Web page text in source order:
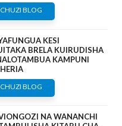
BLOG
KESI
BRELA KUIRUDISHA
KAMPUNI
BLOG
NA WANANCHI